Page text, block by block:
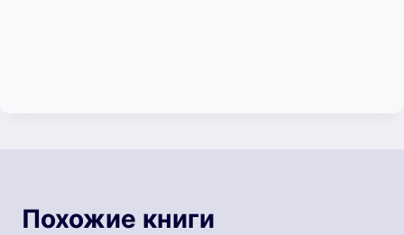
Похожие книги